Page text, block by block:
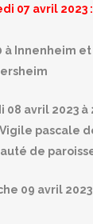
07 avril 2023
à Innenheim et
08 avril 2023 à
pascale
de
09 avril